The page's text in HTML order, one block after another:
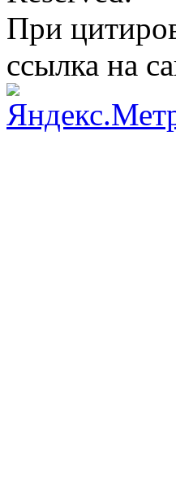
При
ссылка на